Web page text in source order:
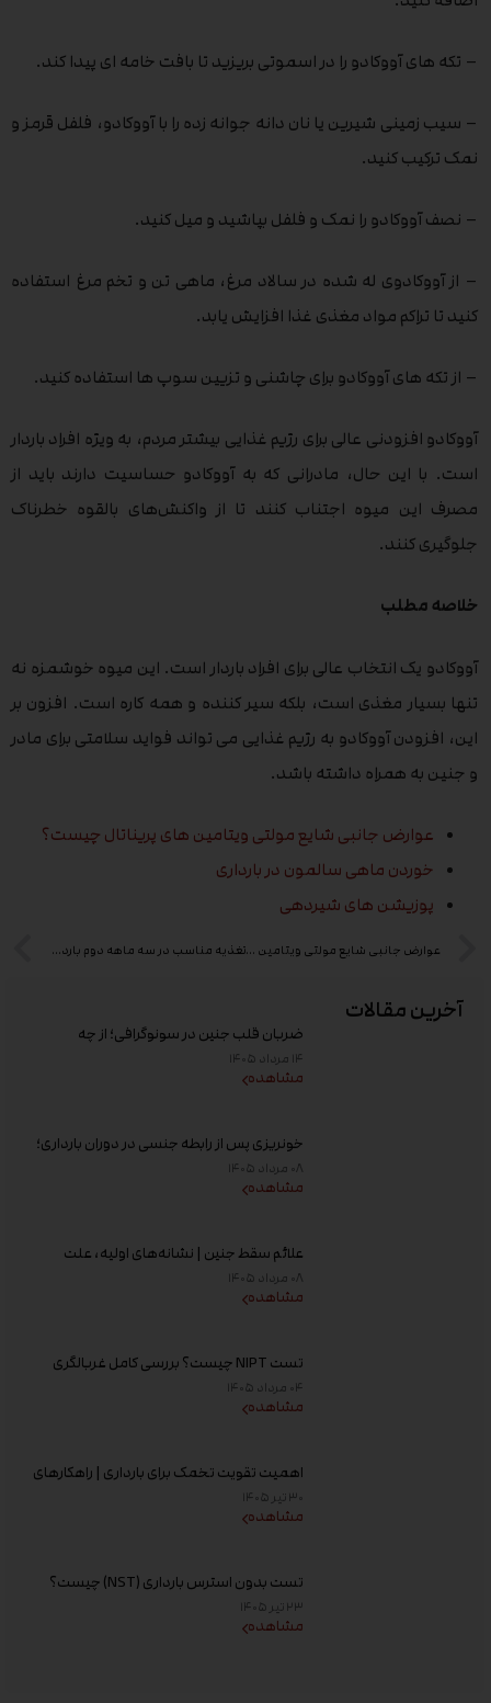
آخرین مقالات
ضربان قلب جنین در سونوگرافی؛ از چه
هفته‌ای دیده می‌شود؟
۱۴ مرداد ۱۴۰۵
مشاهده
خونریزی پس از رابطه جنسی در دوران بارداری؛
علت و زمان مراجعه به پزشک
۰۸ مرداد ۱۴۰۵
مشاهده
علائم سقط جنین | نشانه‌های اولیه، علت
خونریزی، عوامل خطر و زمان مراجعه به پزشک
۰۸ مرداد ۱۴۰۵
مشاهده
تست NIPT چیست؟ بررسی کامل غربالگری
غیر تهاجمی پیش از تولد، زمان انجام و تفسیر
جواب
۰۴ مرداد ۱۴۰۵
مشاهده
اهمیت تقویت تخمک برای بارداری | راهکارهای
افزایش کیفیت تخمک و شانس باروری
۳۰ تیر ۱۴۰۵
مشاهده
تست بدون استرس بارداری (NST) چیست؟
زمان انجام و تفسیر نتیجه
۲۳ تیر ۱۴۰۵
مشاهده
– تکه های آووکادو را در اسموتی بریزید تا بافت خامه ای پیدا کند.
– سیب زمینی شیرین یا نان دانه جوانه زده را با آووکادو، فلفل قرمز و
نمک ترکیب کنید.
– نصف آووکادو را نمک و فلفل بپاشید و میل کنید.
– از آووکادوی له شده در سالاد مرغ، ماهی تن و تخم مرغ استفاده
کنید تا تراکم مواد مغذی غذا افزایش یابد.
– از تکه های آووکادو برای چاشنی و تزیین سوپ ها استفاده کنید.
آووکادو افزودنی عالی برای رژیم غذایی بیشتر مردم، به ویژه افراد باردار
است. با این حال، مادرانی که به آووکادو حساسیت دارند باید از
مصرف این میوه اجتناب کنند تا از واکنش‌های بالقوه خطرناک
جلوگیری کنند.
خلاصه مطلب
آووکادو یک انتخاب عالی برای افراد باردار است. این میوه خوشمزه نه
تنها بسیار مغذی است، بلکه سیر کننده و همه کاره است. افزون بر
این، افزودن آووکادو به رژیم غذایی می تواند فواید سلامتی برای مادر
و جنین به همراه داشته باشد.
عوارض جانبی شایع مولتی ویتامین های پریناتال چیست؟
خوردن ماهی سالمون در بارداری
پوزیشن های شیردهی
عوارض جانبی شایع مولتی ویتامین های پریناتال چیست؟ تغذیه مناسب در سه ماهه دوم بارداری